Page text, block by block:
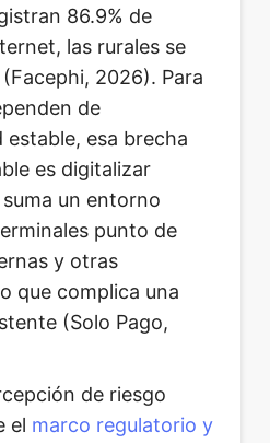
86.9% de
las rurales se
2026). Para
de
esa brecha
es digitalizar
un entorno
punto de
y otras
que complica una
(Solo Pago,
de riesgo
el marco regulatorio y